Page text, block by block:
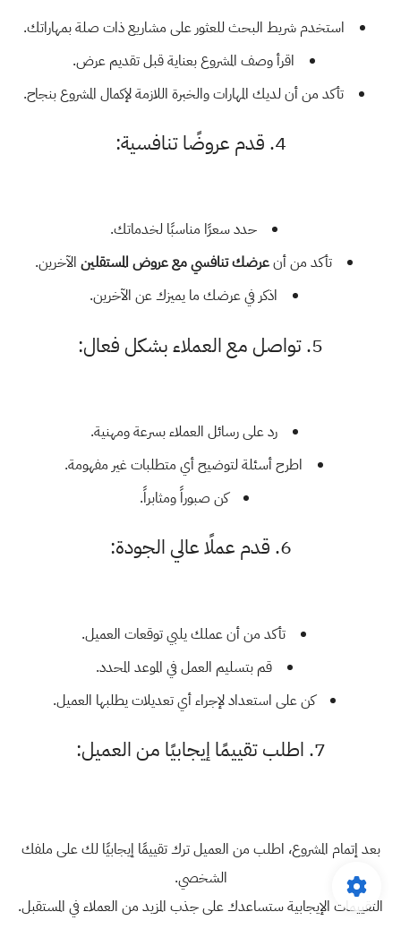
استخدم شريط البحث للعثور على مشاريع ذات صلة بمهاراتك.
اقرأ وصف المشروع بعناية قبل تقديم عرض.
تأكد من أن لديك المهارات والخبرة اللازمة لإكمال المشروع بنجاح.
4. قدم عروضًا تنافسية:
حدد سعرًا مناسبًا لخدماتك.
تأكد من أنعرضك تنافسي مع عروض المستقلين الآخرين.
اذكر في عرضك ما يميزك عن الآخرين.
5. تواصل مع العملاء بشكل فعال:
رد على رسائل العملاء بسرعة ومهنية.
اطرح أسئلة لتوضيح أي متطلبات غير مفهومة.
كن صبوراً ومثابراً.
6. قدم عملًا عالي الجودة:
تأكد من أن عملك يلبي توقعات العميل.
قم بتسليم العمل في الموعد المحدد.
كن على استعداد لإجراء أي تعديلات يطلبها العميل.
7. اطلب تقييمًا إيجابيًا من العميل:
بعد إتمام المشروع، اطلب من العميل ترك تقييمًا إيجابيًا لك على ملفك
الشخصي.
التقييمات الإيجابية ستساعدك على جذب المزيد من العملاء في المستقبل.